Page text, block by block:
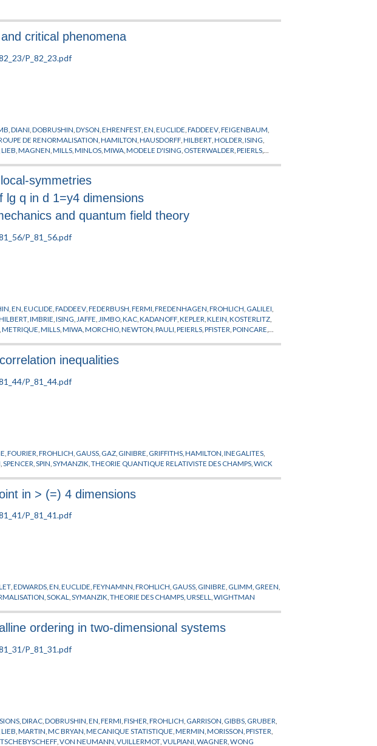
critical phenomena
,DIANI ,DOBRUSHIN ,DYSON ,EHRENFEST ,EN ,EUCLIDE ,FADDEEV ,FEIGENBAUM
DE RENORMALISATION ,HAMILTON ,HAUSDORFF ,HILBERT ,HOLDER ,ISING
,LIEB ,MAGNEN ,MILLS ,MINLOS ,MIWA ,MODELE D'ISING OSTERWALDER ,PEIERLS
symmetries
lg q in d 1=y4 dimensions
and quantum field theory
,EN ,EUCLIDE ,FADDEEV ,FEDERBUSH ,FERMI ,FREDENHAGEN ,FROHLICH GALILEI
,IMBRIE ,ISING JAFFE JIMBO ,KAC ,KADANOFF ,KEPLER ,KLEIN ,KOSTERLITZ
,METRIQUE ,MILLS ,MIWA ,MORCHIO ,NEWTON ,PAULI ,PEIERLS ,PFISTER ,POINCARE
inequalities
,FOURIER ,FROHLICH GAUSS GAZ GINIBRE GRIFFITHS ,HAMILTON ,INEGALITES
SPENCER SPIN SYMANZIK ,THEORIE QUANTIQUE RELATIVISTE DES CHAMPS ,WICK
in > (=) 4 dimensions
,EDWARDS ,EN ,EUCLIDE ,FEYNAMNN ,FROHLICH GAUSS GINIBRE GLIMM GREEN
,SOKAL ,SYMANZIK ,THEORIE DES CHAMPS ,URSELL ,WIGHTMAN
ordering in two-dimensional systems
,DIRAC ,DOBRUSHIN ,EN ,FERMI ,FISHER ,FROHLICH GARRISON GIBBS GRUBER
,LIEB ,MARTIN ,MC BRYAN ,MECANIQUE STATISTIQUE ,MERMIN ,MORISSON ,PFISTER
,TSCHEBYSCHEFF ,VON NEUMANN ,VUILLERMOT ,VULPIANI ,WAGNER ,WONG